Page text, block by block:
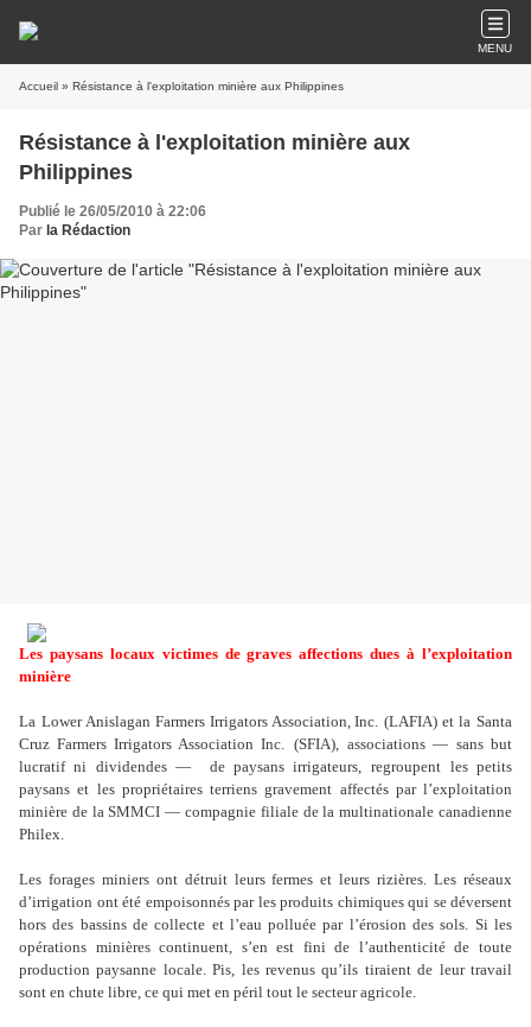
MENU
Accueil » Résistance à l'exploitation minière aux Philippines
Résistance à l'exploitation minière aux
Philippines
Publié le 26/05/2010 à 22:06
Par la Rédaction
Les paysans locaux victimes de graves affections dues à l’exploitation
minière
La Lower Anislagan Farmers Irrigators Association, Inc. (LAFIA) et la Santa
Cruz Farmers Irrigators Association Inc. (SFIA), associations — sans but
lucratif ni dividendes —
de paysans irrigateurs, regroupent les petits
paysans et les propriétaires terriens gravement affectés par l’exploitation
minière de la SMMCI — compagnie filiale de la multinationale canadienne
Philex.
Les forages miniers ont détruit leurs fermes et leurs rizières. Les réseaux
d’irrigation ont été empoisonnés par les produits chimiques qui se déversent
hors des bassins de collecte et l’eau polluée par l’érosion des sols. Si les
opérations minières continuent, s’en est fini de l’authenticité de toute
production paysanne locale. Pis, les revenus qu’ils tiraient de leur travail
sont en chute libre, ce qui met en péril tout le secteur agricole.